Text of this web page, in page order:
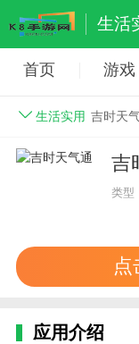
生活
首页 游戏
生活实用 吉时天
吉
类型
点
应用介绍